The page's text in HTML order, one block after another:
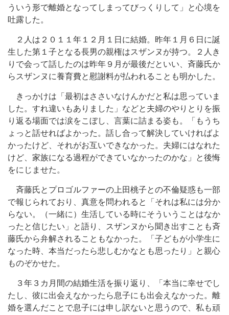
ういう形で離婚となってしまってびっくりして」と心境を
吐露した。
２人は２０１１年１２月１日に結婚。昨年１月６日に誕
生した第１子となる長男の親権はスザンヌが持つ。２人き
りで会って話したのは昨年９月が最後だといい、斉藤氏か
らスザンヌに養育費と慰謝料が払われることも明かした。
きっかけは「最初はささいなけんかだと私は思っていま
した。すれ違いもありました」などと夫婦のやりとりを振
り返る場面では涙をこぼし、言葉に詰まる姿も。「もうち
ょっと話せればよかった。話し合って解決していければよ
かったけど、それがお互いできなかった。夫婦にはなれた
けど、家族になる過程ができていなかったのかな」と後悔
をにじませた。
斉藤氏とプロゴルファーの上田桃子との不倫疑惑も一部
で報じられており、真意を問われると「それは私には分か
らない。（一緒に）生活している時にそういうことはなか
ったと信じたい」と語り、スザンヌから聞き出すことも斉
藤氏から弁解されることもなかった。「子どもが小学生に
なった時、本当だったら悲しむかなとも思ったり」と親心
ものぞかせた。
３年３カ月間の結婚生活を振り返り、「本当に幸せでし
たし、彼に出会えなかったら息子にも出会えなかった。離
婚を選んだことで息子には申し訳ないと思うので、私も頑